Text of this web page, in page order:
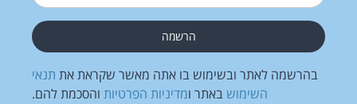
בהרשמה לאתר ובשימוש בו אתה מאשר שקראת את תנאי
השימוש באתר ומדיניות הפרטיות והסכמת להם.